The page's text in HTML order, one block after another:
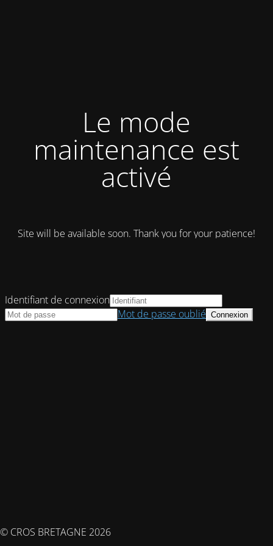
Le mode
maintenance est
activé
Site will be available soon. Thank you for your patience!
© CROS BRETAGNE 2026
Identifiant de connexion
Mot de passe oublié